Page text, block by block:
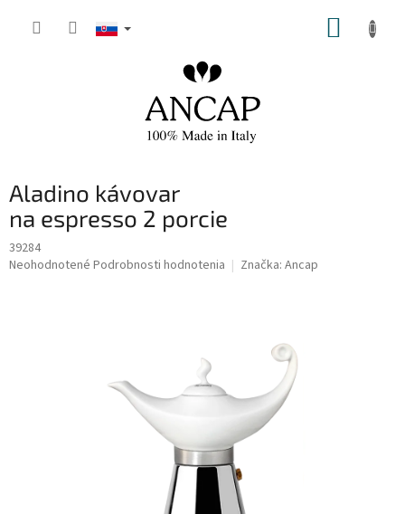
Aladino kávovar
na espresso 2 porcie
39284
Priemerné
Neohodnotené Podrobnosti hodnotenia Značka: Ancap